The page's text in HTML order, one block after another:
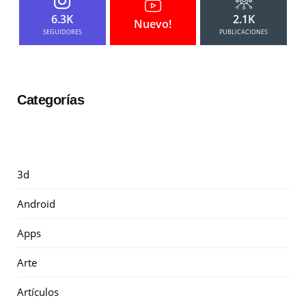
6.3K
SEGUIDORES
Nuevo! 2.1K
PUBLICACIONES
Categorías
3d
Android
Apps
Arte
Artículos